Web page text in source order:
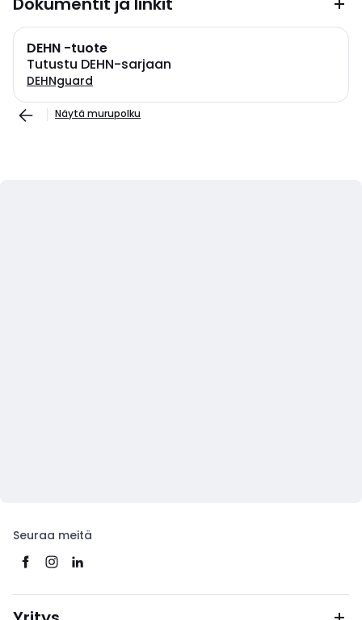
DEHN -tuote
Tutustu DEHN-sarjaan
DEHNguard
Näytä murupolku
Seuraa meitä